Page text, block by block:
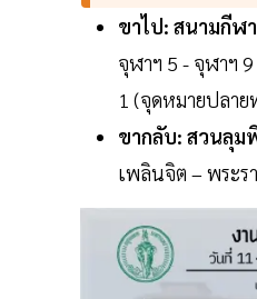
ขาไป: สนามกีฬ
จุฬาฯ 5 - จุฬาฯ
1 (จุดหมายปลาย
ขากลับ: สวนลุม
เพลินจิต – พระร